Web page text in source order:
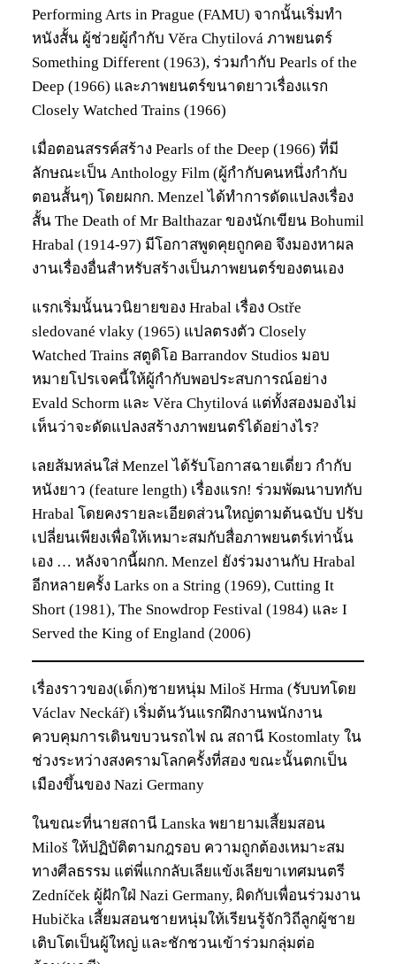
Performing Arts in Prague (FAMU) จากนั้นเริ่มทำ
หนังสั้น ผู้ช่วยผู้กำกับ Věra Chytilová ภาพยนตร์
Something Different (1963), ร่วมกำกับ Pearls of the
Deep (1966) และภาพยนตร์ขนาดยาวเรื่องแรก
Closely Watched Trains (1966)
เมื่อตอนสรรค์สร้าง Pearls of the Deep (1966) ที่มี
ลักษณะเป็น Anthology Film (ผู้กำกับคนหนึ่งกำกับ
ตอนสั้นๆ) โดยผกก. Menzel ได้ทำการดัดแปลงเรื่อง
สั้น The Death of Mr Balthazar ของนักเขียน Bohumil
Hrabal (1914-97) มีโอกาสพูดคุยถูกคอ จึงมองหาผล
งานเรื่องอื่นสำหรับสร้างเป็นภาพยนตร์ของตนเอง
แรกเริ่มนั้นนวนิยายของ Hrabal เรื่อง Ostře
sledované vlaky (1965) แปลตรงตัว Closely
Watched Trains สตูดิโอ Barrandov Studios มอบ
หมายโปรเจคนี้ให้ผู้กำกับพอประสบการณ์อย่าง
Evald Schorm และ Věra Chytilová แต่ทั้งสองมองไม่
เห็นว่าจะดัดแปลงสร้างภาพยนตร์ได้อย่างไร?
เลยส้มหล่นใส่ Menzel ได้รับโอกาสฉายเดี่ยว กำกับ
หนังยาว (feature length) เรื่องแรก! ร่วมพัฒนาบทกับ
Hrabal โดยคงรายละเอียดส่วนใหญ่ตามต้นฉบับ ปรับ
เปลี่ยนเพียงเพื่อให้เหมาะสมกับสื่อภาพยนตร์เท่านั้น
เอง … หลังจากนี้ผกก. Menzel ยังร่วมงานกับ Hrabal
อีกหลายครั้ง Larks on a String (1969), Cutting It
Short (1981), The Snowdrop Festival (1984) และ I
Served the King of England (2006)
เรื่องราวของ(เด็ก)ชายหนุ่ม Miloš Hrma (รับบทโดย
Václav Neckář) เริ่มต้นวันแรกฝึกงานพนักงาน
ควบคุมการเดินขบวนรถไฟ ณ สถานี Kostomlaty ใน
ช่วงระหว่างสงครามโลกครั้งที่สอง ขณะนั้นตกเป็น
เมืองขึ้นของ Nazi Germany
ในขณะที่นายสถานี Lanska พยายามเสี้ยมสอน
Miloš ให้ปฏิบัติตามกฎรอบ ความถูกต้องเหมาะสม
ทางศีลธรรม แต่พี่แกกลับเลียแข้งเลียขาเทศมนตรี
Zedníček ผู้ฝักใฝ่ Nazi Germany, ผิดกับเพื่อนร่วมงาน
Hubička เสี้ยมสอนชายหนุ่มให้เรียนรู้จักวิถีลูกผู้ชาย
เติบโตเป็นผู้ใหญ่ และชักชวนเข้าร่วมกลุ่มต่อ